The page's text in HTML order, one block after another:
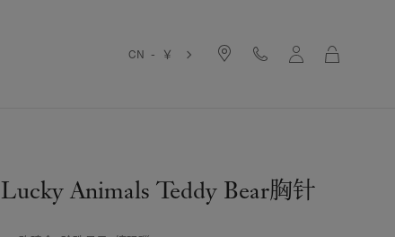
CN - ￥
Lucky Animals Teddy Bear胸针